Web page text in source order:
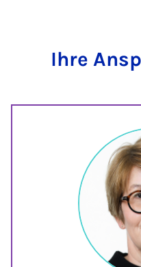
Ihre